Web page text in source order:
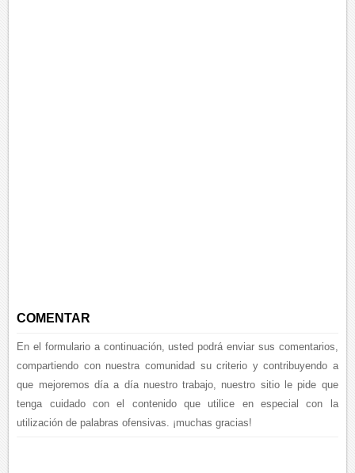
COMENTAR
En el formulario a continuación, usted podrá enviar sus comentarios,
compartiendo con nuestra comunidad su criterio y contribuyendo a
que mejoremos día a día nuestro trabajo, nuestro sitio le pide que
tenga cuidado con el contenido que utilice en especial con la
utilización de palabras ofensivas. ¡muchas gracias!